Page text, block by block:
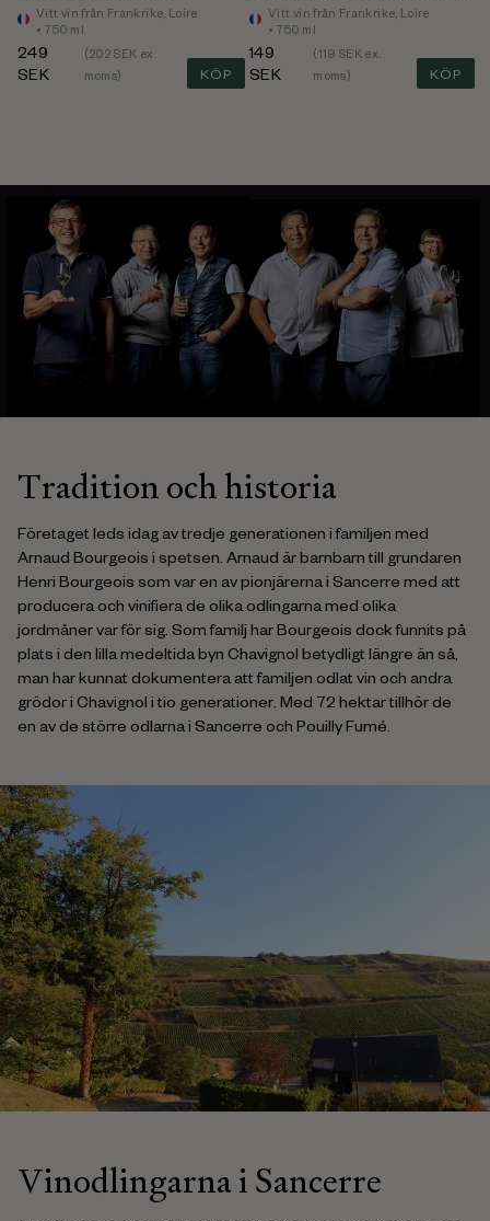
Vitt vin från Frankrike, Loire
• 750 ml
249
SEK
(202SEK ex.
moms)
KÖP
Vitt vin från Frankrike, Loire
• 750 ml
149
SEK
( 119 SEK ex.
moms)
KÖP
Tradition och historia
Företaget leds idag av tredje generationen i familjen med
Arnaud Bourgeois i spetsen. Arnaud är barnbarn till grundaren
Henri Bourgeois som var en av pionjärerna i Sancerre med att
producera och vinifiera de olika odlingarna med olika
jordmåner var för sig. Som familj har Bourgeois dock funnits på
plats i den lilla medeltida byn Chavignol betydligt längre än så,
man har kunnat dokumentera att familjen odlat vin och andra
grödor i Chavignol i tio generationer. Med 72 hektar tillhör de
en av de större odlarna i Sancerre och Pouilly Fumé.
Vinodlingarna i Sancerre